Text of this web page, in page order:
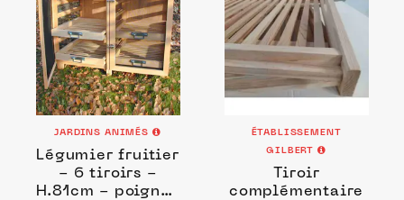
JARDINS ANIMÉS
Légumier fruitier
- 6 tiroirs -
H.81cm - poignée
ÉTABLISSEMENT
GILBERT
Tiroir
complémentaire